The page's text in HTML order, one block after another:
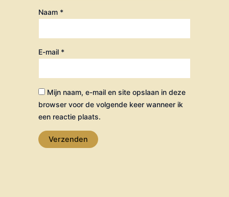
Naam *
E-mail *
Mijn naam, e-mail en site opslaan in deze
browser voor de volgende keer wanneer ik
een reactie plaats.